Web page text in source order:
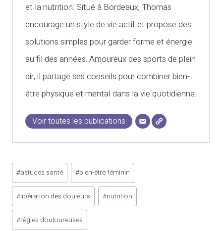
et la nutrition. Situé à Bordeaux, Thomas
encourage un style de vie actif et propose des
solutions simples pour garder forme et énergie
au fil des années. Amoureux des sports de plein
air, il partage ses conseils pour combiner bien-
être physique et mental dans la vie quotidienne.
Voir toutes les publications
Étiquettes
de
la
publication :
#astuces santé #bien-être féminin
#libération des douleurs #nutrition
#règles douloureuses